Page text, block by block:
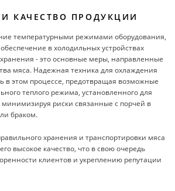
КАЧЕСТВО ПРОДУКЦИИ
температурными режимами оборудования,
в холодильных устройствах
- это основные меры, направленные
мяса. Надежная техника для охлаждения
в этом процессе, предотвращая возможные
теплого режима, установленного для
минимизируя риски связанные с порчей в
браком.
хранения и транспортировки мяса
высокое качество, что в свою очередь
клиентов и укреплению репутации